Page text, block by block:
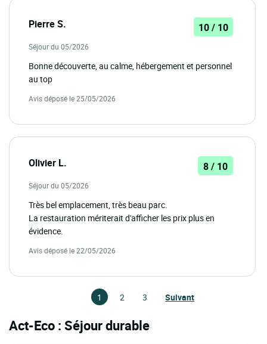
Pierre S. 10 / 10
Séjour du 05/2026
Bonne découverte, au calme, hébergement et personnel
au top
Avis déposé le 25/05/2026
Olivier L. 8 / 10
Séjour du 05/2026
Très bel emplacement, très beau parc.
La restauration mériterait d'afficher les prix plus en
évidence.
Avis déposé le 22/05/2026
1 2 3 Suivant
Act-Eco : Séjour durable